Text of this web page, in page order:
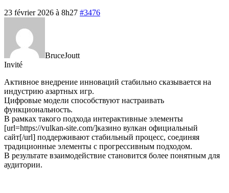
23 février 2026 à 8h27 #3476
BruceJoutt
Invité
Активное внедрение инноваций стабильно сказывается на
индустрию азартных игр.
Цифровые модели способствуют настраивать
функциональность.
В рамках такого подхода интерактивные элементы
[url=https://vulkan-site.com/]казино вулкан официальный
сайт[/url] поддерживают стабильный процесс, соединяя
традиционные элементы с прогрессивным подходом.
В результате взаимодействие становится более понятным для
аудитории.